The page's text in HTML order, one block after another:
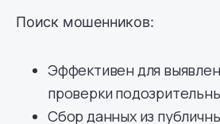
Поиск мошенников:
Эффективен для
проверки
Сбор данных из